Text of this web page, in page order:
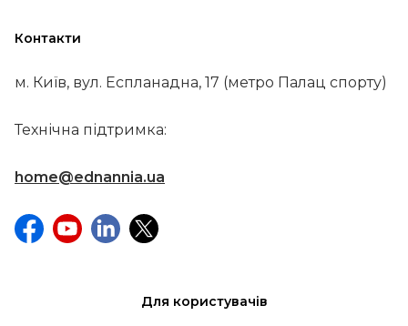
Контакти
м. Київ, вул. Еспланадна, 17 (метро Палац спорту)
Технічна підтримка:
home@ednannia.ua
Для користувачів